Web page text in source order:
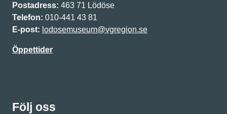
Postadress: 463 71 Lödöse
Telefon: 010-441 43 81
E-post: lodosemuseum@vgregion.se
Öppettider
Följ oss